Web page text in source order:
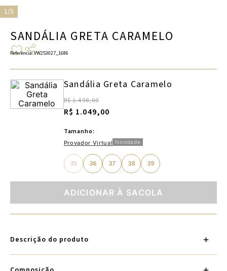
1/5
SANDÁLIA GRETA CARAMELO
Referência:VW253027_1686
Sandália Greta Caramelo
R$ 1.498,00
R$ 1.049,00
Tamanho:
Provador Virtual Novidade
35 36 37 38 39
ADICIONAR À SACOLA
Descrição do produto